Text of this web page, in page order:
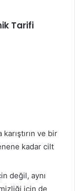
Tarifi
ve bir
kadar cilt
değil, aynı
için de